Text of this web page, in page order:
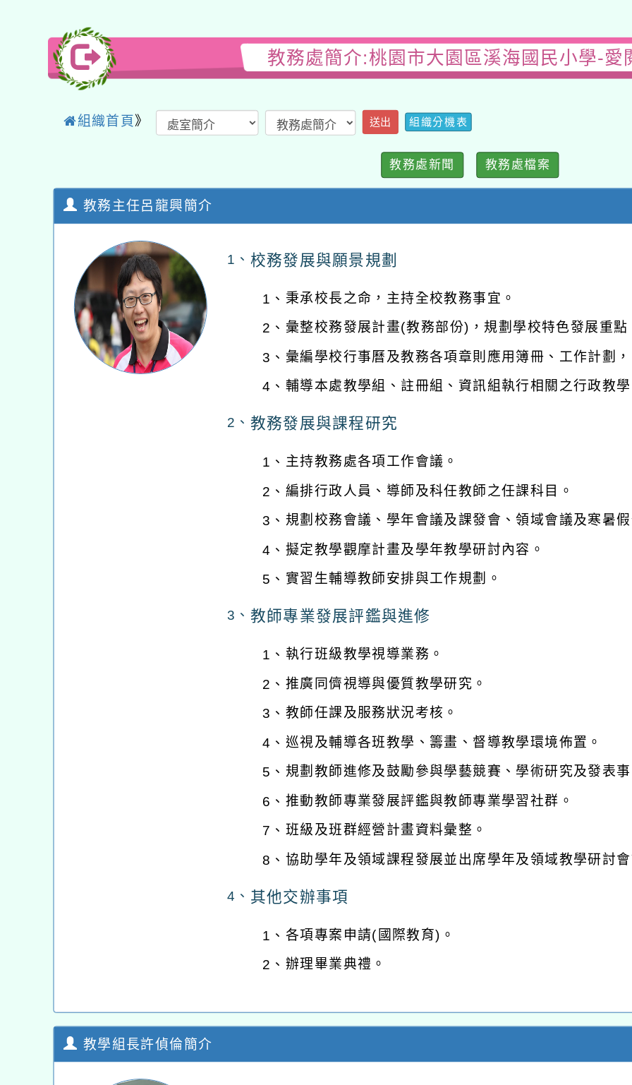
教務處簡介:桃園市大園區溪海國民小學-愛
組織首頁》 送出 組織分機表
教務處新聞 教務處檔案
教務主任呂龍興簡介
1、 校務發展與願景規劃
1、 秉承校長之命，主持全校教務事宜。
2、 彙整校務發展計畫(教務部份)，規劃學校特色發展重點
3、 彙編學校行事曆及教務各項章則應用簿冊、工作計劃
4、 輔導本處教學組、註冊組、資訊組執行相關之行政教
2、 教務發展與課程研究
1、 主持教務處各項工作會議。
2、 編排行政人員、導師及科任教師之任課科目。
3、 規劃校務會議、學年會議及課發會、領域會議及寒暑
4、 擬定教學觀摩計畫及學年教學研討內容。
5、 實習生輔導教師安排與工作規劃。
3、 教師專業發展評鑑與進修
1、 執行班級教學視導業務。
2、 推廣同儕視導與優質教學研究。
3、 教師任課及服務狀況考核。
4、 巡視及輔導各班教學、籌畫、督導教學環境佈置。
5、 規劃教師進修及鼓勵參與學藝競賽、學術研究及發表
6、 推動教師專業發展評鑑與教師專業學習社群。
7、 班級及班群經營計畫資料彙整。
8、 協助學年及領域課程發展並出席學年及領域教學研討
4、 其他交辦事項
1、 各項專案申請(國際教育)。
2、 辦理畢業典禮。
教學組長許偵倫簡介